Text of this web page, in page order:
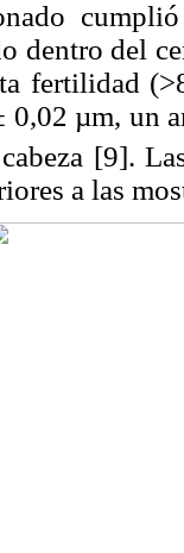
dentro del
fertilidad
µm, un
[9].
a las